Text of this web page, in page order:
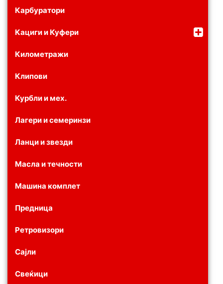
Карбуратори
Кациги и Куфери
Километражи
Клипови
Курбли и мех.
Лагери и семеринзи
Ланци и звезди
Масла и течности
Машина комплет
Предница
Ретровизори
Сајли
Свеќици